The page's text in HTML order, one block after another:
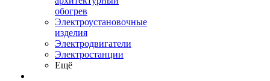
обогрев
Электроустановочные
изделия
Электродвигатели
Электростанции
Ещё